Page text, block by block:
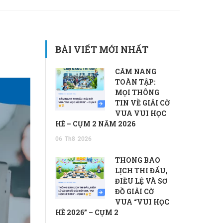
BÀI VIẾT MỚI NHẤT
CẨM NANG
TOÀN TẬP:
MỌI THÔNG
TIN VỀ GIẢI CỜ
VUA VUI HỌC
HÈ – CỤM 2 NĂM 2026
06 Th8 2026
THÔNG BÁO
LỊCH THI ĐẤU,
ĐIỀU LỆ VÀ SƠ
ĐỒ GIẢI CỜ
VUA “VUI HỌC
HÈ 2026” – CỤM 2